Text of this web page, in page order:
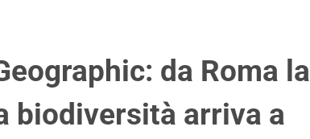
da Roma la
biodiversità arriva a